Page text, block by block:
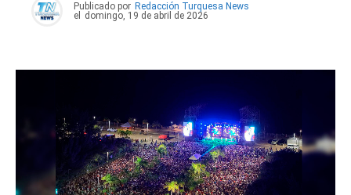
Publicado por Redacción Turquesa News
el
domingo, 19 de abril de 2026